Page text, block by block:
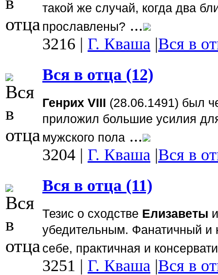
такой же случай, когда два
прославлены? ...
3216 | Г. Кваша |Вся в
Вся в отца (12)
Генрих VIII (28.06.1491) был
приложил большие усилия
мужского пола ...
3204 | Г. Кваша |Вся в
Вся в отца (11)
Тезис о сходстве Елизаветы
убедительным. Фанатичный и
себе, практичная и
3251 | Г. Кваша |Вся в